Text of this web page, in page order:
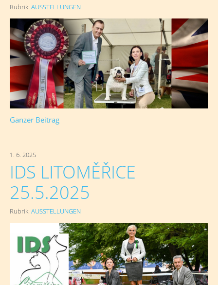
Rubrik: AUSSTELLUNGEN
Ganzer Beitrag
1. 6. 2025
IDS LITOMĚŘICE
25.5.2025
Rubrik: AUSSTELLUNGEN